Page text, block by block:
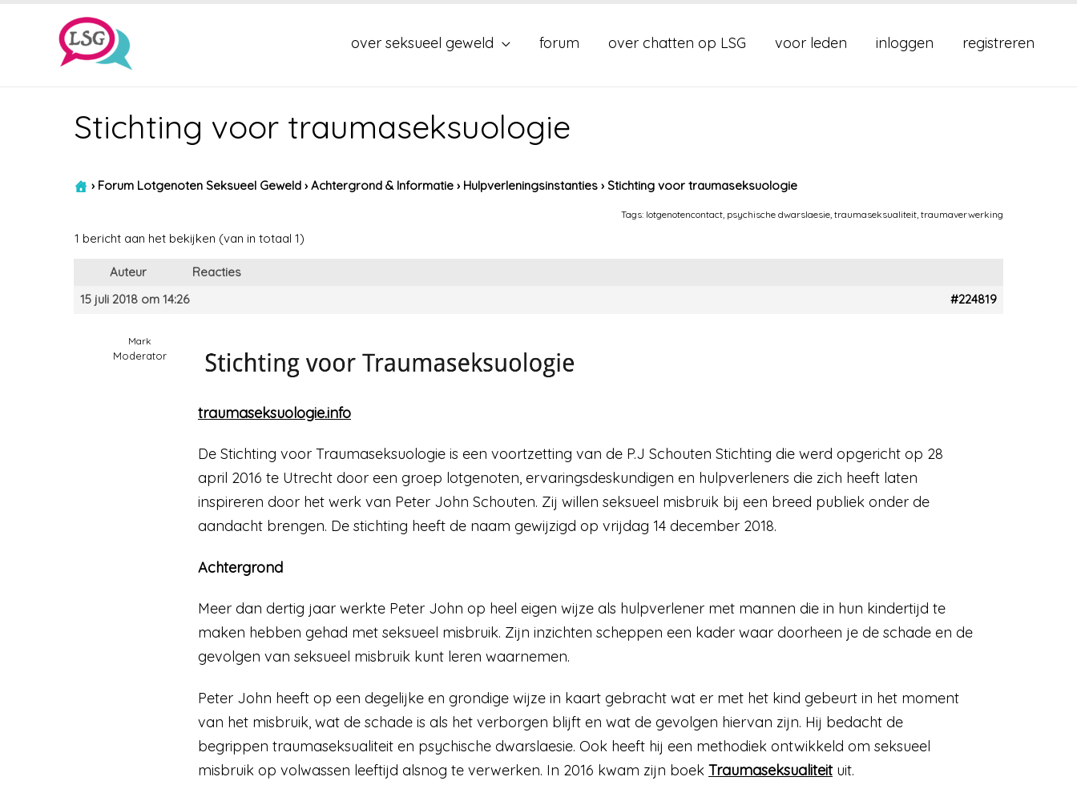
over seksueel geweld forum over chatten op LSG voor leden inloggen registreren
Stichting voor traumaseksuologie
› Forum Lotgenoten Seksueel Geweld › Achtergrond & Informatie › Hulpverleningsinstanties › Stichting voor traumaseksuologie
Tags: lotgenotencontact, psychische dwarslaesie, traumaseksualiteit, traumaverwerking
1 bericht aan het bekijken (van in totaal 1)
Auteur
Reacties
15 juli 2018 om 14:26
#224819
Mark
Moderator
traumaseksuologie.info
De Stichting voor Traumaseksuologie is een voortzetting van de P.J Schouten Stichting die werd opgericht op 28
april 2016 te Utrecht door een groep lotgenoten, ervaringsdeskundigen en hulpverleners die zich heeft laten
inspireren door het werk van Peter John Schouten. Zij willen seksueel misbruik bij een breed publiek onder de
aandacht brengen. De stichting heeft de naam gewijzigd op vrijdag 14 december 2018.
Achtergrond
Meer dan dertig jaar werkte Peter John op heel eigen wijze als hulpverlener met mannen die in hun kindertijd te
maken hebben gehad met seksueel misbruik. Zijn inzichten scheppen een kader waar doorheen je de schade en de
gevolgen van seksueel misbruik kunt leren waarnemen.
Peter John heeft op een degelijke en grondige wijze in kaart gebracht wat er met het kind gebeurt in het moment
van het misbruik, wat de schade is als het verborgen blijft en wat de gevolgen hiervan zijn. Hij bedacht de
begrippen traumaseksualiteit en psychische dwarslaesie. Ook heeft hij een methodiek ontwikkeld om seksueel
misbruik op volwassen leeftijd alsnog te verwerken. In 2016 kwam zijn boek Traumaseksualiteituit.